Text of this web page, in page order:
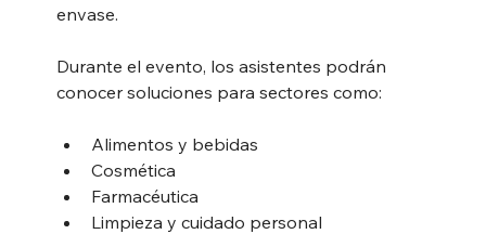
envase.
Durante el evento, los asistentes podrán
conocer soluciones para sectores como:
Alimentos y bebidas
Cosmética
Farmacéutica
Limpieza y cuidado personal